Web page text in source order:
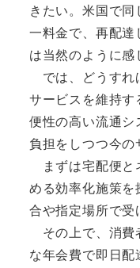
きたい。米国で
一料金で、再配
は当然のように感
では、どうすれ
サービスを維持
便性の高い流通
負担をしつつ今の
まずは宅配便と
める効率化施策
合や指定場所で受
その上で、消費
な年会費で即日